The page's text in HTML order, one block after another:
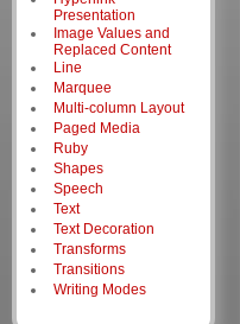
Presentation
Image Values and
Replaced Content
Line
Marquee
Multi-column Layout
Paged Media
Ruby
Shapes
Speech
Text
Text Decoration
Transforms
Transitions
Writing Modes